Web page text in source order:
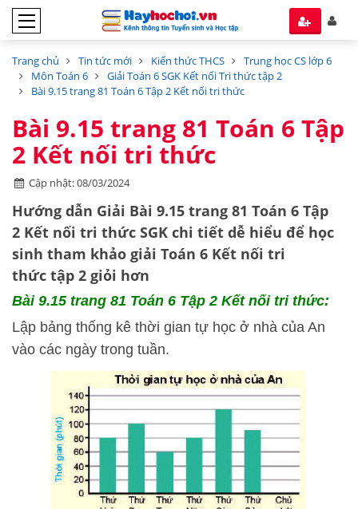
Trang chủ Tin tức mới Kiến thức THCS
Trung học CS lớp 6
Môn Toán 6
Giải Toán 6 SGK Kết nối Tri thức tập 2
Bài 9.15 trang 81 Toán 6 Tập 2 Kết nối tri thức
Bài 9.15 trang 81 Toán 6 Tập
2 Kết nối tri thức
Cập nhật: 08/03/2024
Hướng dẫn Giải Bài 9.15 trang 81 Toán 6 Tập
2 Kết nối tri thức SGK chi tiết dễ hiểu để học
sinh tham khảo giải Toán 6 Kết nối tri
thức tập 2 giỏi hơn
Bài 9.15 trang 81 Toán 6 Tập 2 Kết nối tri thức:
Lập bảng thống kê thời gian tự học ở nhà của An
vào các ngày trong tuần.